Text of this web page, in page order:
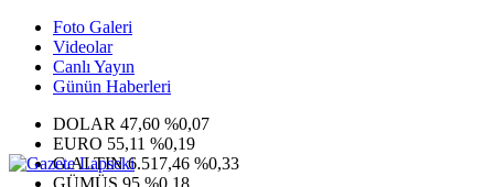
Foto Galeri
Videolar
Canlı Yayın
Günün Haberleri
DOLAR 47,60 %0,07
EURO 55,11 %0,19
G.ALTIN6.517,46 %0,33
GÜMÜŞ 95 %0,18